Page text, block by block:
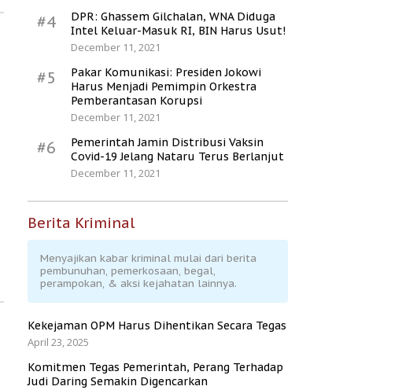
#4
DPR: Ghassem Gilchalan, WNA Diduga
Intel Keluar-Masuk RI, BIN Harus Usut!
December 11, 2021
#5
Pakar Komunikasi: Presiden Jokowi
Harus Menjadi Pemimpin Orkestra
Pemberantasan Korupsi
December 11, 2021
#6
Pemerintah Jamin Distribusi Vaksin
Covid-19 Jelang Nataru Terus Berlanjut
December 11, 2021
Berita Kriminal
Menyajikan kabar kriminal mulai dari berita
pembunuhan, pemerkosaan, begal,
perampokan, & aksi kejahatan lainnya.
Kekejaman OPM Harus Dihentikan Secara Tegas
April 23, 2025
Komitmen Tegas Pemerintah, Perang Terhadap
Judi Daring Semakin Digencarkan